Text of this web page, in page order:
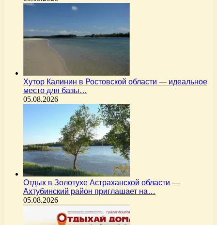
Хутор Калинин в Ростовской области — идеальное
место для базы…
05.08.2026
Отдых в Золотухе Астраханской области —
Ахтубинский район приглашает на…
05.08.2026